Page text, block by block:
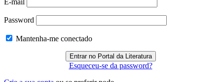
E-mail
Password
Mantenha-me conectado
Esqueceu-se da password?